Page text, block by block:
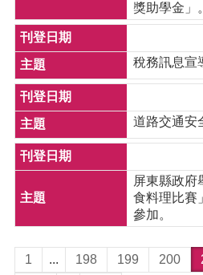
獎助學金」。
稅務訊息宣
道路交通安
屏東縣政府
食料理比賽
參加。
1 ... 198 199 200